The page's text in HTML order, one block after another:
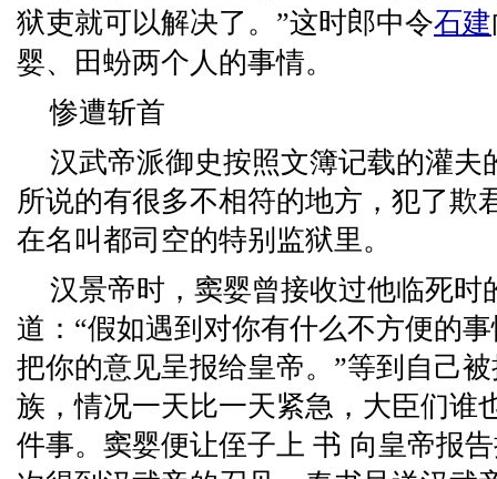
狱吏就可以解决了。”这时郎中令石建
婴、田蚡两个人的事情。
惨遭斩首
汉武帝派御史按照文簿记载的灌夫
所说的有很多不相符的地方，犯了欺
在名叫都司空的特别监狱里。
汉景帝时，窦婴曾接收过他临死时
道：“假如遇到对你有什么不方便的
把你的意见呈报给皇帝。”等到自己
族，情况一天比一天紧急，大臣们谁
件事。窦婴便让侄子上 书 向皇帝报